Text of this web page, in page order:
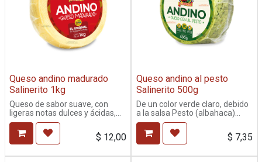
Queso andino madurado
Salinerito 1kg
Queso de sabor suave, con
ligeras notas dulces y ácidas,
aroma agradable bien
desarrollado. Su textura es
firme y fácil de cortar, no
presenta agujeros en la masa.
Tiene 15 días de maduración.
$ 12,00
Queso andino al pesto
Salinerito 500g
De un color verde claro, debido
a la salsa Pesto (albahaca)
como su ingrediente principal.
Tiene 1 semana de
maduración. Este queso posee
un sabor bastante particular
que lo hace único dentro de la
$ 7,35